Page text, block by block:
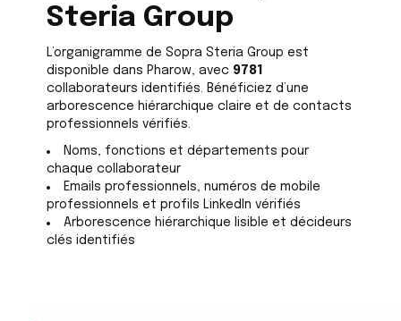
Steria Group
L’organigramme de Sopra Steria Group est
disponible dans Pharow, avec 9781
collaborateurs identifiés. Bénéficiez d’une
arborescence hiérarchique claire et de contacts
professionnels vérifiés.
Noms, fonctions et départements pour
chaque collaborateur
Emails professionnels, numéros de mobile
professionnels et profils LinkedIn vérifiés
Arborescence hiérarchique lisible et décideurs
clés identifiés